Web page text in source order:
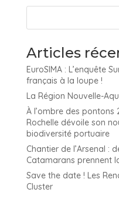
Articles
EuroSIMA : L’enquête
français à la loupe !
La Région Nouvelle-
À l’ombre des pontons
Rochelle dévoile son
biodiversité portuaire
Chantier de l’Arsenal :
Catamarans prennent
Save the date ! Les
Cluster